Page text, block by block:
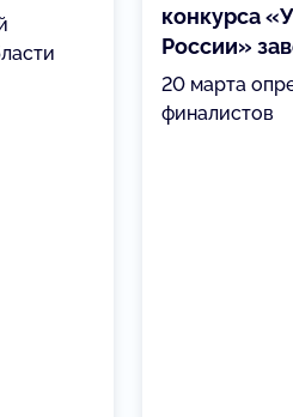
конкурса
России»
20 марта
финалистов